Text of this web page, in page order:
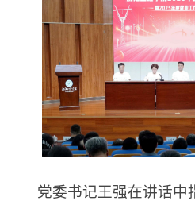
党委书记王强在讲话中